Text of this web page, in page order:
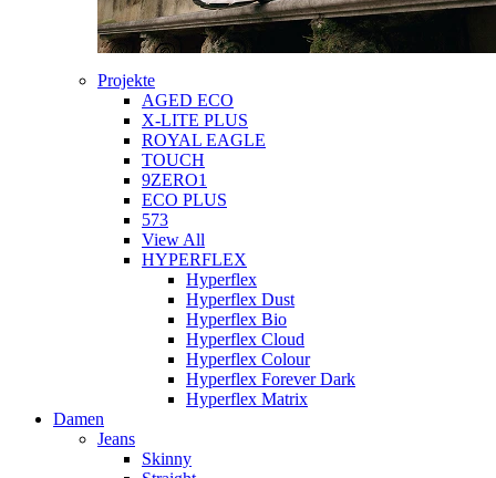
Projekte
AGED ECO
X-LITE PLUS
ROYAL EAGLE
TOUCH
9ZERO1
ECO PLUS
573
View All
HYPERFLEX
Hyperflex
Hyperflex Dust
Hyperflex Bio
Hyperflex Cloud
Hyperflex Colour
Hyperflex Forever Dark
Hyperflex Matrix
Damen
Jeans
Skinny